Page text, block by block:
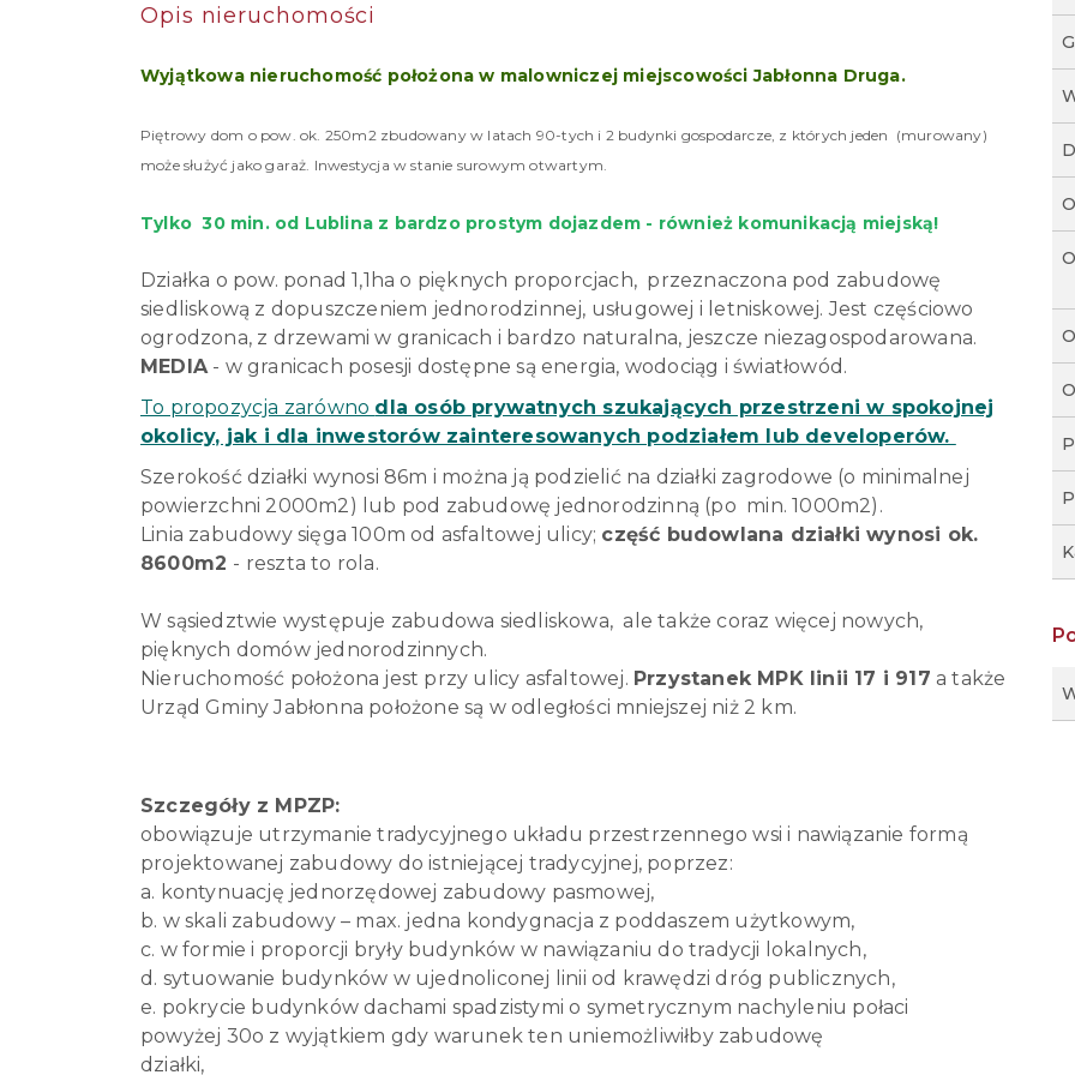
Opis nieruchomości
Wyjątkowa nieruchomość położona w malowniczej miejscowości Jabłonna Druga.
Piętrowy dom o pow. ok. 250m2 zbudowany w latach 90-tych i 2 budynki gospodarcze, z których jeden (murowany)
może służyć jako garaż. Inwestycja w stanie surowym otwartym.
Tylko 30 min. od Lublina z bardzo prostym dojazdem - również komunikacją miejską!
Działka o pow. ponad 1,1ha o pięknych proporcjach, przeznaczona pod zabudowę
siedliskową z dopuszczeniem jednorodzinnej, usługowej i letniskowej. Jest częściowo
ogrodzona, z drzewami w granicach i bardzo naturalna, jeszcze niezagospodarowana.
MEDIA - w granicach posesji dostępne są energia, wodociąg i światłowód.
To propozycja zarówno dla osób prywatnych szukających przestrzeni w spokojnej
okolicy, jak i dla inwestorów zainteresowanych podziałem lub developerów.
Szerokość działki wynosi 86m i można ją podzielić na działki zagrodowe (o minimalnej
powierzchni 2000m2) lub pod zabudowę jednorodzinną (po min. 1000m2).
Linia zabudowy sięga 100m od asfaltowej ulicy; część budowlana działki wynosi ok.
8600m2 - reszta to rola.
W sąsiedztwie występuje zabudowa siedliskowa, ale także coraz więcej nowych,
pięknych domów jednorodzinnych.
Nieruchomość położona jest przy ulicy asfaltowej. Przystanek MPK linii 17 i 917 a także
Urząd Gminy Jabłonna położone są w odległości mniejszej niż 2 km.
Szczegóły z MPZP:
obowiązuje utrzymanie tradycyjnego układu przestrzennego wsi i nawiązanie formą
projektowanej zabudowy do istniejącej tradycyjnej, poprzez:
a. kontynuację jednorzędowej zabudowy pasmowej,
b. w skali zabudowy – max. jedna kondygnacja z poddaszem użytkowym,
c. w formie i proporcji bryły budynków w nawiązaniu do tradycji lokalnych,
d. sytuowanie budynków w ujednoliconej linii od krawędzi dróg publicznych,
e. pokrycie budynków dachami spadzistymi o symetrycznym nachyleniu połaci
powyżej 30o z wyjątkiem gdy warunek ten uniemożliwiłby zabudowę
działki,